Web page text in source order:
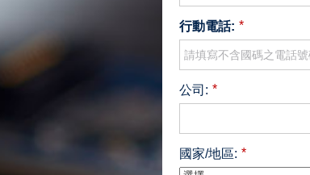
*
行動電話:
*
公司:
*
國家/地區: